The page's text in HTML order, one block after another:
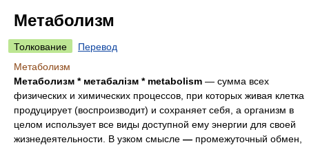
Метаболизм
Толкование
Перевод
Метаболизм
Метаболизм * метабалізм * metabolism — сумма всех
физических и химических процессов, при которых живая клетка
продуцирует (воспроизводит) и сохраняет себя, а организм в
целом использует все виды доступной ему энергии для своей
жизнедеятельности.
В узком смысле — промежуточный обмен,